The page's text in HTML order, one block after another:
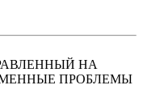
НА
ПРОБЛЕМЫ